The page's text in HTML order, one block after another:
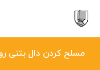
مسلح کردن دال بتنی